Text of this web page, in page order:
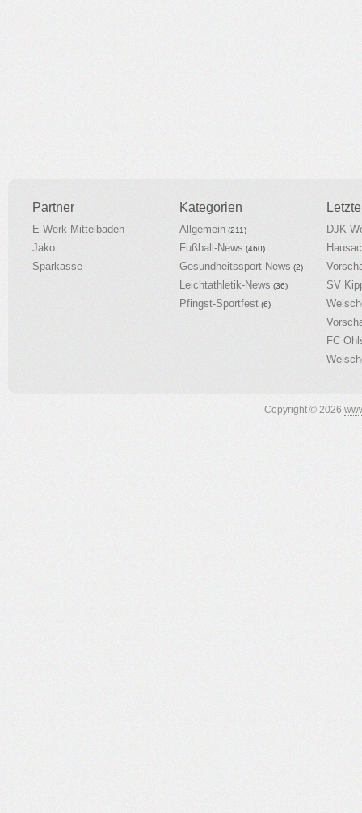
Partner
E-Werk Mittelbaden
Jako
Sparkasse
Kategorien
Allgemein (211)
Fußball-News (460)
Gesundheitssport-News (2)
Leichtathletik-News (36)
Pfingst-Sportfest (6)
DJK
SV
FC
Copyright © 2026